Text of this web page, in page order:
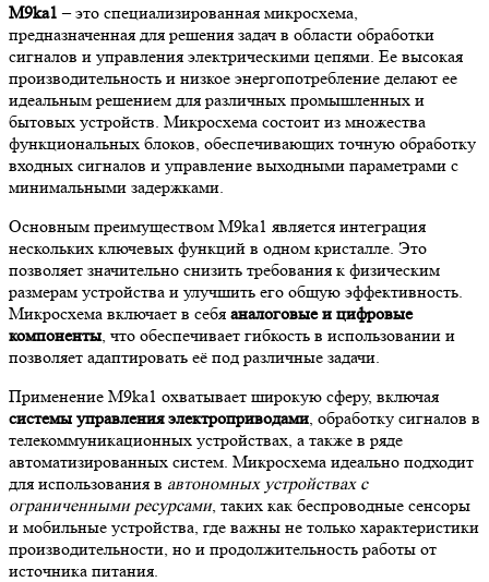
M9ka1 – это специализированная микросхема,
предназначенная для решения задач в области обработки
сигналов и управления электрическими цепями. Ее высокая
производительность и низкое энергопотребление делают ее
идеальным решением для различных промышленных и
бытовых устройств. Микросхема состоит из множества
функциональных блоков, обеспечивающих точную обработку
входных сигналов и управление выходными параметрами с
минимальными задержками.
Основным преимуществом M9ka1 является интеграция
нескольких ключевых функций в одном кристалле. Это
позволяет значительно снизить требования к физическим
размерам устройства и улучшить его общую эффективность.
Микросхема включает в себя аналоговые и цифровые
компоненты, что обеспечивает гибкость в использовании и
позволяет адаптировать её под различные задачи.
Применение M9ka1 охватывает широкую сферу, включая
системы управления электроприводами, обработку сигналов в
телекоммуникационных устройствах, а также в ряде
автоматизированных систем. Микросхема идеально подходит
для использования в автономных устройствах с
ограниченными ресурсами, таких как беспроводные сенсоры
и мобильные устройства, где важны не только характеристики
производительности, но и продолжительность работы от
источника питания.